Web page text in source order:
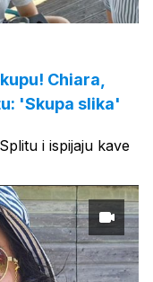
Chiara,
'Skupa slika'
i ispijaju kave